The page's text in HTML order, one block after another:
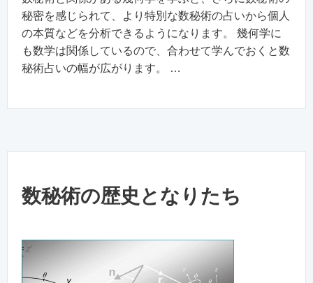
秘密を感じられて、より特別な数秘術の占いから個人
の本質などを分析できるようになります。 幾何学に
も数学は関係しているので、合わせて学んでおくと数
秘術占いの幅が広がります。 …
数秘術の歴史となりたち